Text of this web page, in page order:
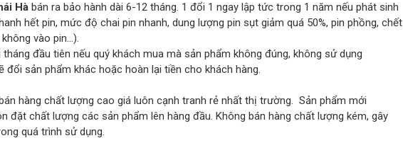
Hà bán ra bảo hành dài 6-12 tháng. 1 đổi 1 ngay lập tức trong 1 năm nếu phát sinh
hết pin, mức độ chai pin nhanh, dung lượng pin sụt giảm quá 50%, pin phồng, chết
vào pin…).
đầu tiên nếu quý khách mua mà sản phẩm không đúng, không sử dụng
sản phẩm khác hoặc hoàn lại tiền cho khách hàng.
hàng chất lượng cao giá luôn cạnh tranh rẻ nhất thị trường. Sản phẩm mới
đặt chất lượng các sản phẩm lên hàng đầu. Không bán hàng chất lượng kém, gây
quá trình sử dụng.